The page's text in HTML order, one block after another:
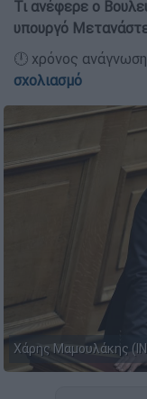
Τι ανέφερε ο
υπουργό
🕛 χρόνος
σχολιασμό
Χάρης Μαμουλάκης